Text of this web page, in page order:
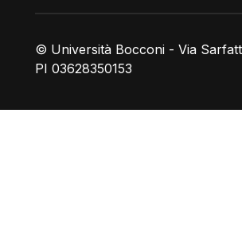
© Università Bocconi - Via
PI 03628350153